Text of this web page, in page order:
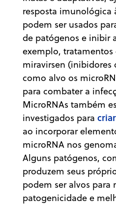
resposta imunológica
podem ser usados
de patógenos e inibir
exemplo, tratamentos
miravirsen (inibidores
como alvo os
para combater a
MicroRNAs também
investigados para criar
ao incorporar
microRNA nos
Alguns patógenos,
produzem seus
podem ser alvos para
patogenicidade e